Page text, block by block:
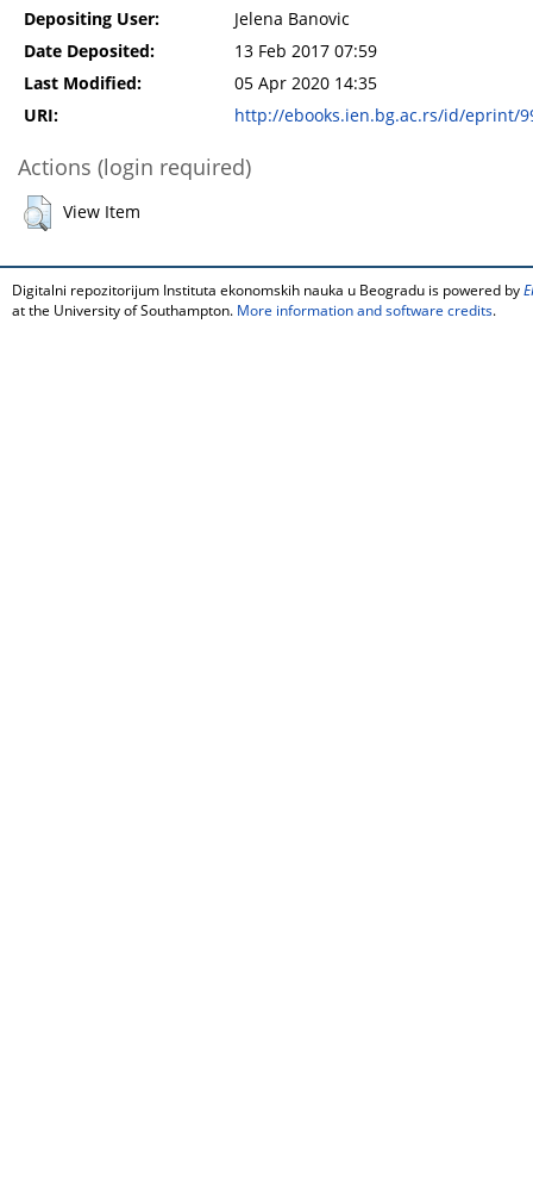
Depositing User:
Jelena Banovic
Date Deposited:
13 Feb 2017 07:59
Last Modified:
05 Apr 2020 14:35
URI:
http://ebooks.ien.bg.ac.rs/id/eprint/
Actions (login required)
View Item
Digitalni repozitorijum Instituta ekonomskih nauka u Beogradu is powered by
at the University of Southampton. More information and software credits.